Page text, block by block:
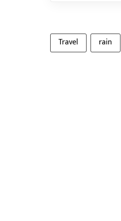
Travel rain